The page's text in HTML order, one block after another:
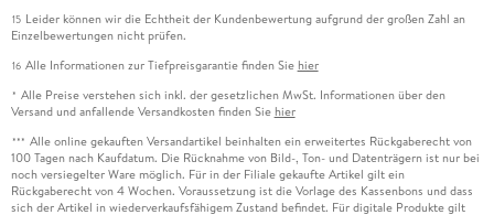
15 Leider können wir die Echtheit der Kundenbewertung aufgrund der großen Zahl an
Einzelbewertungen nicht prüfen.
16 Alle Informationen zur Tiefpreisgarantie finden Sie hier
* Alle Preise verstehen sich inkl. der gesetzlichen MwSt. Informationen über den
Versand und anfallende Versandkosten finden Sie hier
*** Alle online gekauften Versandartikel beinhalten ein erweitertes Rückgaberecht von
100 Tagen nach Kaufdatum. Die Rücknahme von Bild-, Ton- und Datenträgern ist nur bei
noch versiegelter Ware möglich. Für in der Filiale gekaufte Artikel gilt ein
Rückgaberecht von 4 Wochen. Voraussetzung ist die Vorlage des Kassenbons und dass
sich der Artikel in wiederverkaufsfähigem Zustand befindet. Für digitale Produkte gilt